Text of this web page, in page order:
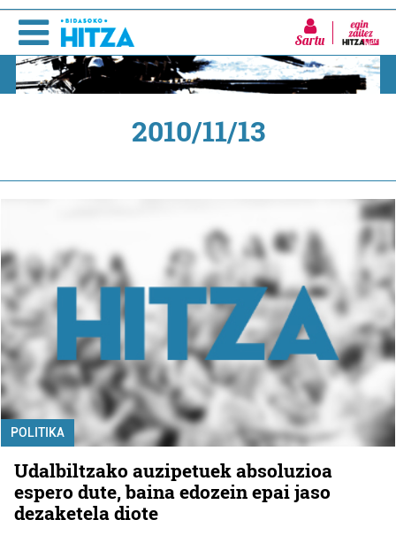
Sartu
2010/11/13
POLITIKA
Udalbiltzako auzipetuek absoluzioa
espero dute, baina edozein epai jaso
dezaketela diote